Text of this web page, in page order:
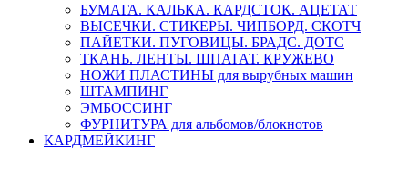
БУМАГА. КАЛЬКА. КАРДСТОК. АЦЕТАТ
ВЫСЕЧКИ. СТИКЕРЫ. ЧИПБОРД. СКОТЧ
ПАЙЕТКИ. ПУГОВИЦЫ. БРАДС. ДОТС
ТКАНЬ. ЛЕНТЫ. ШПАГАТ. КРУЖЕВО
НОЖИ ПЛАСТИНЫ для вырубных машин
ШТАМПИНГ
ЭМБОССИНГ
ФУРНИТУРА для альбомов/блокнотов
КАРДМЕЙКИНГ